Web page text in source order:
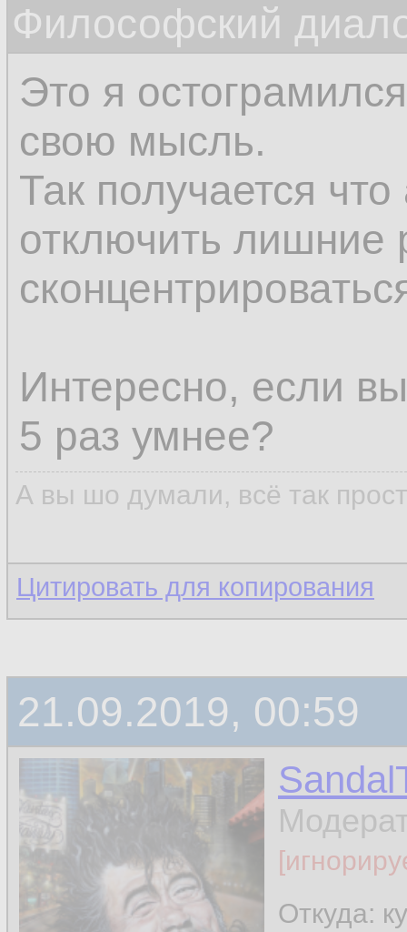
соображения нам
впоследствии.
Философский
Это я
свою мысль.
Так получается
отключить лишние
Интересно, если
5 раз умнее?
А вы шо думали, всё так
Цитировать для копирования
21.09.2019, 00:59
Откуда: